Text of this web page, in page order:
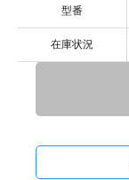
型番
在庫状況